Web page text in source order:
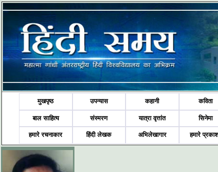
मुखपृष्ठ उपन्यास कहानी कविता
बाल साहित्य संस्मरण यात्रा वृत्तांत सिनेमा
हमारे रचनाकार हिंदी लेखक अभिलेखागार हमारे